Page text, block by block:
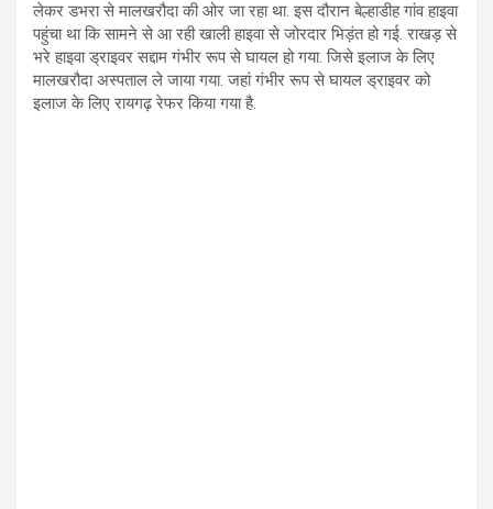
लेकर डभरा से मालखरौदा की ओर जा रहा था. इस दौरान बेल्हाडीह गांव हाइवा
पहुंचा था कि सामने से आ रही खाली हाइवा से जोरदार भिड़ंत हो गई. राखड़ से
भरे हाइवा ड्राइवर सद्दाम गंभीर रूप से घायल हो गया. जिसे इलाज के लिए
मालखरौदा अस्पताल ले जाया गया. जहां गंभीर रूप से घायल ड्राइवर को
इलाज के लिए रायगढ़ रेफर किया गया है.